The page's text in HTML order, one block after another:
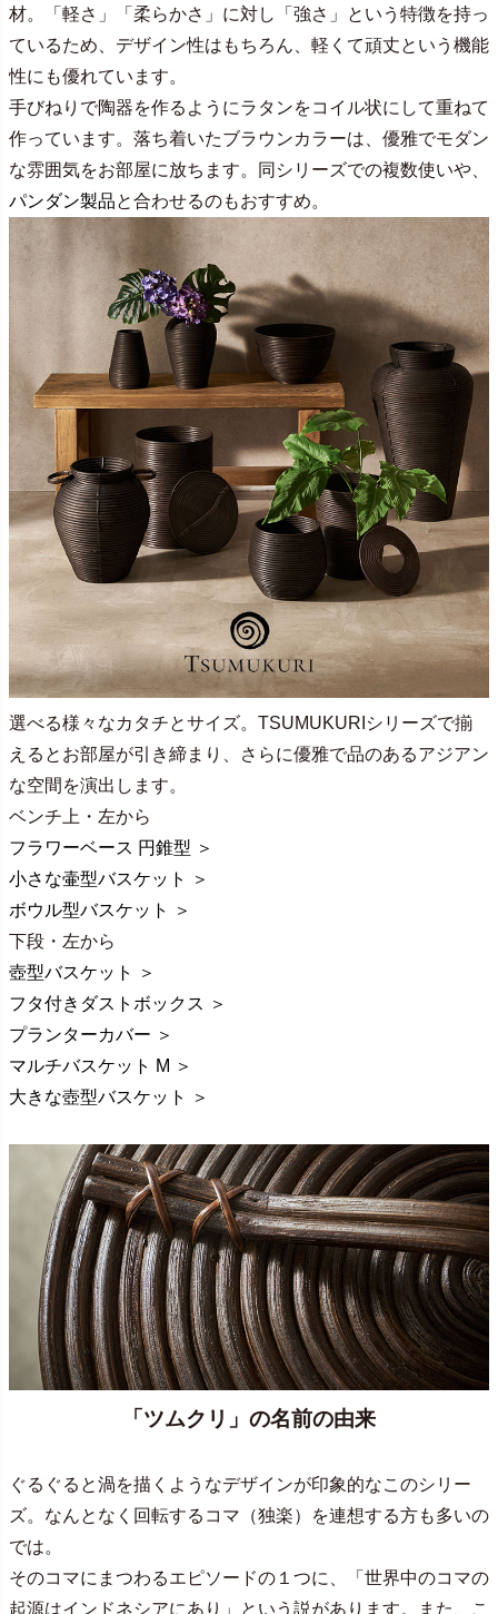
材。「軽さ」「柔らかさ」に対し「強さ」という特徴を持っ
ているため、デザイン性はもちろん、軽くて頑丈という機能
性にも優れています。
手びねりで陶器を作るようにラタンをコイル状にして重ねて
作っています。落ち着いたブラウンカラーは、優雅でモダン
な雰囲気をお部屋に放ちます。同シリーズでの複数使いや、
パンダン製品と合わせるのもおすすめ。
選べる様々なカタチとサイズ。TSUMUKURIシリーズで揃
えるとお部屋が引き締まり、さらに優雅で品のあるアジアン
な空間を演出します。
ベンチ上・左から
フラワーベース 円錐型 ＞
小さな壷型バスケット ＞
ボウル型バスケット ＞
下段・左から
壺型バスケット ＞
フタ付きダストボックス ＞
プランターカバー ＞
マルチバスケット M ＞
大きな壺型バスケット ＞
「ツムクリ」の名前の由来
ぐるぐると渦を描くようなデザインが印象的なこのシリー
ズ。なんとなく回転するコマ（独楽）を連想する方も多いの
では。
そのコマにまつわるエピソードの１つに、「世界中のコマの
起源はインドネシアにあり」という説があります。また、こ